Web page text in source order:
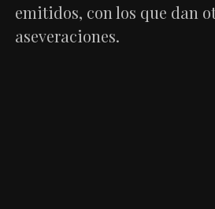
emitidos, con los que dan
aseveraciones.